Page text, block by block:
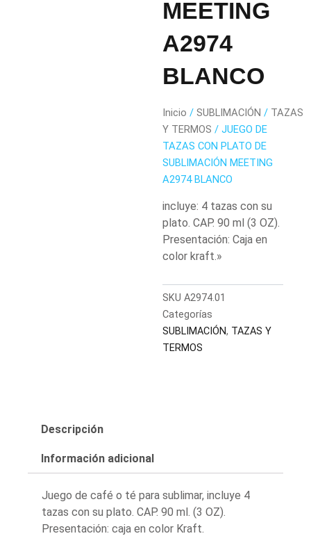
MEETING
A2974
BLANCO
Inicio / SUBLIMACIÓN / TAZAS
Y TERMOS / JUEGO DE
TAZAS CON PLATO DE
SUBLIMACIÓN MEETING
A2974 BLANCO
incluye: 4 tazas con su
plato. CAP. 90 ml (3 OZ).
Presentación: Caja en
color kraft.»
SKU A2974.01
Categorías
SUBLIMACIÓN, TAZAS Y
TERMOS
Descripción
Información adicional
Juego de café o té para sublimar, incluye 4
tazas con su plato. CAP. 90 ml. (3 OZ).
Presentación: caja en color Kraft.